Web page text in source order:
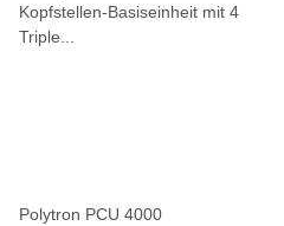
Polytron PCU 4000